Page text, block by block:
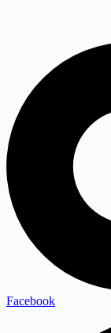
Facebook